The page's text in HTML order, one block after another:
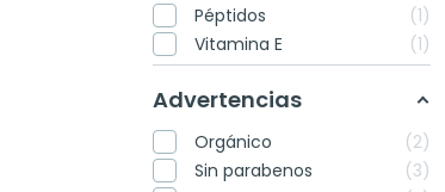
Péptidos
1
Vitamina E
1
Advertencias
Orgánico
2
Sin parabenos
3